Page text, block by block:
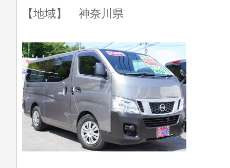
【地域】 神奈川県